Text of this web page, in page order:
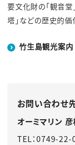
要文化財の「観音堂
塔」などの歴史的価
竹生島観光案内
お問い合わせ
オーミマリン
TEL：0749-22-